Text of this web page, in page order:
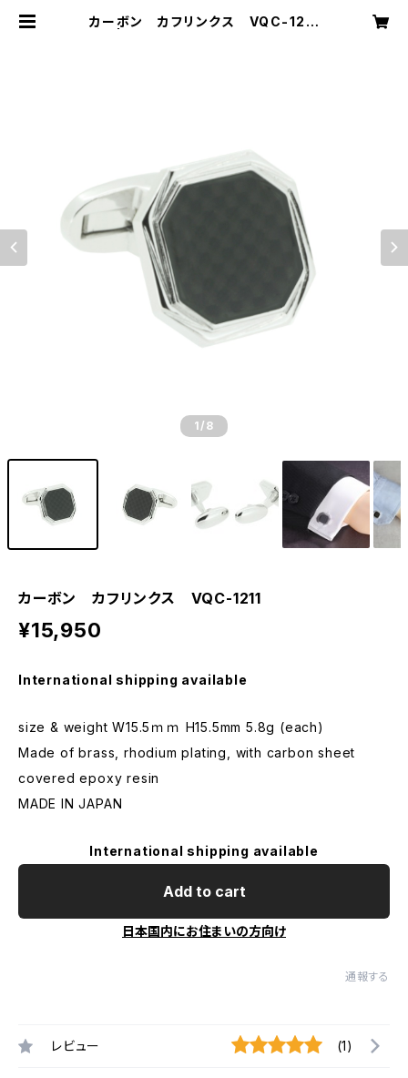
カーボン カフリンクス VQC-1211
1 /8
カーボン カフリンクス VQC-1211
¥15,950
International shipping available
size & weight W15.5ｍｍ H15.5mm 5.8g (each)
Made of brass, rhodium plating, with carbon sheet
covered epoxy resin
MADE IN JAPAN
International shipping available
Add to cart
日本国内にお住まいの方向け
通報する
レビュー (1)